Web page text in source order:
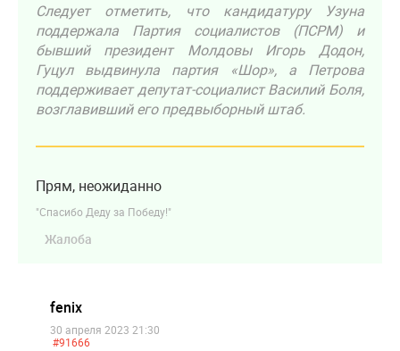
Следует отметить, что кандидатуру Узуна
поддержала Партия социалистов (ПСРМ) и
бывший президент Молдовы Игорь Додон,
Гуцул выдвинула партия «Шор», а Петрова
поддерживает депутат-социалист Василий Боля,
возглавивший его предвыборный штаб.
Прям, неожиданно
"Спасибо Деду за Победу!"
Жалоба
fenix
30 апреля 2023 21:30
#91666